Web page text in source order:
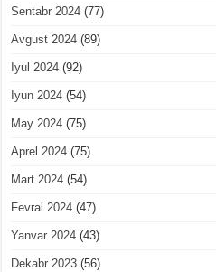
Sentabr 2024 (77)
Avgust 2024 (89)
Iyul 2024 (92)
Iyun 2024 (54)
May 2024 (75)
Aprel 2024 (75)
Mart 2024 (54)
Fevral 2024 (47)
Yanvar 2024 (43)
Dekabr 2023 (56)